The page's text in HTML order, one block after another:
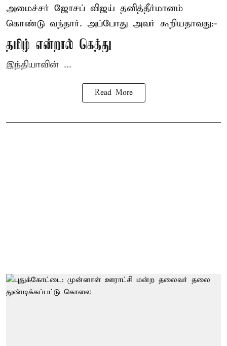
அமைச்சர் ஜோசப் விஜய் தனித்தீர்மானம்
கொண்டு வந்தார். அப்போது அவர் கூறியதாவது:-
தமிழ் என்றால் கெத்து
இந்தியாவின் ...
Read More